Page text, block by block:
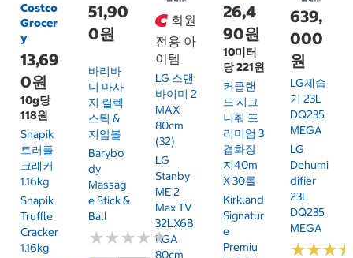
Costco
Grocer
y
13,69
0원
10g당
118원
Snapik
트러플
크래커
1.16kg
Snapik
Truffle
Cracker
1.16kg
51,90
0원
바리바
디 마사
지 릴렉
스틱 &
지압볼
Barybo
Dy
Massag
E Stick &
Ball
★★★★★
★★★★★
회원
전용 아
이템
LG 스탠
바이미 2
MAX
80cm
(32)
LG
Stanby
ME 2
Max TV
32LX6B
KGA
80cm
26,4
90원
10미터
당 221원
커클랜
드 시그
니춰 프
리미엄 3
겹화장
지40m
X 30롤
Kirkland
Signatur
E
Premiu
639,
000
원
LG제습
기 23L
DQ235
MEGA
LG
Dehumi
Difier
23L
DQ235
MEGA
★★★
★★★